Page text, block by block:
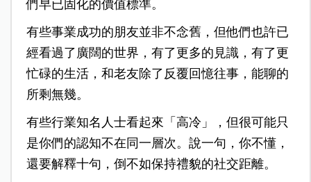
們早已固化的價值標準。
有些事業成功的朋友並非不念舊，但他們也許已
經看過了廣闊的世界，有了更多的見識，有了更
忙碌的生活，和老友除了反覆回憶往事，能聊的
所剩無幾。
有些行業知名人士看起來「高冷」，但很可能只
是你們的認知不在同一層次。說一句，你不懂，
還要解釋十句，倒不如保持禮貌的社交距離。